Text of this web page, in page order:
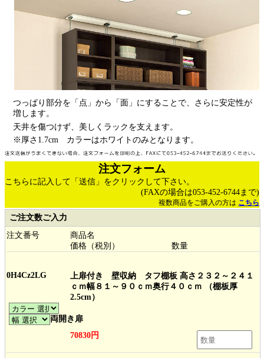
つっぱり部分を「点」から「面」にすることで、さらに安定性が
増します。
天井を傷つけず、美しくラックを支えます。
※厚さ1.7cm カラーはホワイトのみとなります。
注文フォーム
こちらに記入して「送信」をクリックして下さい。
(FAXの場合は053-452-6744まで)
複数商品をご購入の方は こちら
ご注文数ご入力
注文番号
商品名
価格（税別）
数量
0H4Cz2LG
上扉付き 壁収納 タフ棚板 高さ２３２～２４１
ｃｍ幅８１～９０ｃｍ奥行４０ｃｍ （棚板厚
2.5cm）
両開き扉
70830円